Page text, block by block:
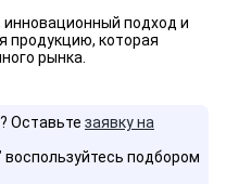
инновационный подход и
продукцию, которая
рынка.
Оставьте заявку на
воспользуйтесь подбором